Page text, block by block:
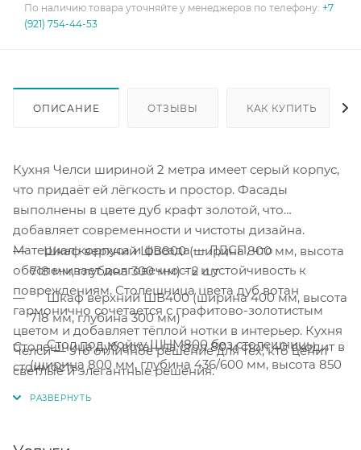
По наличию товара уточняйте у менеджеров по телефону: +7
(921) 754-44-53
ОПИСАНИЕ ОТЗЫВЫ КАК КУПИТЬ
Кухня Челси шириной 2 метра имеет серый корпус,
что придаёт ей лёгкость и простор. Фасады
выполнены в цвете дуб крафт золотой, что
добавляет современности и чистоты дизайна.
Материал корпуса и фасада — ЛДСП, что
обеспечивает долговечность и устойчивость к
повреждениям. Столешница цвета дуб вотан
гармонично сочетается с графитово-золотистым
цветом и добавляет тёплой нотки в интерьер. Кухня
Челси — это отличное решение для тех, кто ценит
светлые и элегантные решения.
Шкаф верхний ШВ800 (ширина 800 мм, высота
718 мм, глубина 300 мм) - 2 шт
Шкаф верхний ШВ400 (ширина 400 мм, высота
718 мм, глубина 300 мм)
Стол под мойку ШНМ800 без столешницы
(ширина 800 мм, глубина 436/600 мм, высота 850
Столешница дуб вотан на стол 80 и стол 40 входит в
стоимость.